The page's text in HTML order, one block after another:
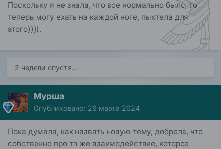
Поскольку я не знала, что все нормально было, то
теперь могу ехать на каждой ноге, пыхтела для
этого)))).
2 недели спустя...
Мурша
Опубликовано: 26 марта 2024
Пока думала, как назвать новую тему, добрела, что
собственно про то же взаимодействие, которое